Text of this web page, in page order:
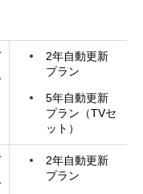
2年自動更新
プラン
5年自動更新
プラン（TVセ
ット）
2年自動更新
プラン